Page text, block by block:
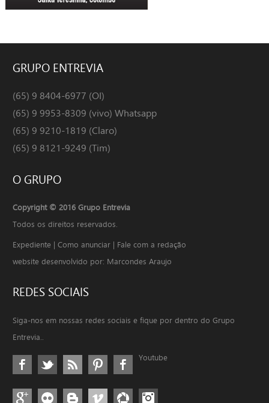
GRUPO ENTREVIA
(65) 9 8404-6977 (OI)
(65) 9 9953-8309 (vivo) Whatsapp
(65) 9 9210-1819 (Claro)
(65) 9 8121-9249 (Tim)
O GRUPO
Copyright © 2016 Grupo Entrevia
Todos os direitos reservados.
Expediente | Como anunciar | Fale com a redação
website desenvolvido por: Marcondes Araujo
REDES SOCIAIS
Siga-nos em nossas redes sociais e fique por dentro do Grupo
Entrevia..
Youtube